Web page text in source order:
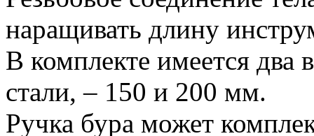
наращивать длину
В комплекте имеется два
стали, – 150 и 200 мм.
Ручка бура может